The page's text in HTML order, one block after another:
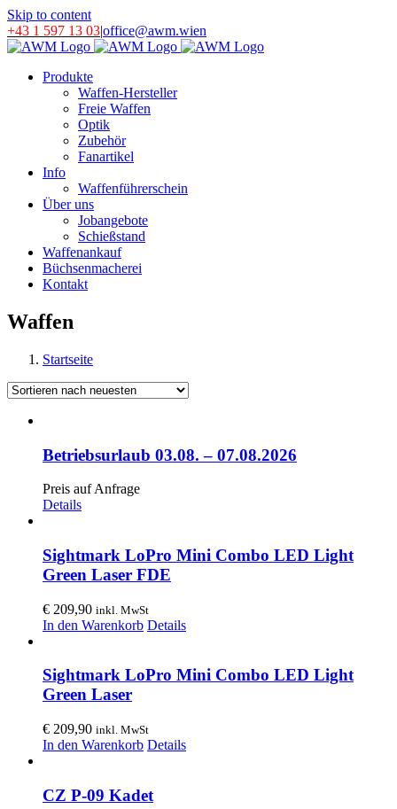
Skip to content
+43 1 597 13 03|office@awm.wien
Produkte
Waffen-Hersteller
Freie Waffen
Optik
Zubehör
Fanartikel
Info
Waffenführerschein
Über uns
Jobangebote
Schießstand
Waffenankauf
Büchsenmacherei
Kontakt
Waffen
Startseite
Betriebsurlaub 03.08. – 07.08.2026
Preis auf Anfrage
Details
Sightmark LoPro Mini Combo LED Light
Green Laser FDE
€ 209,90 inkl. MwSt
In den Warenkorb Details
Sightmark LoPro Mini Combo LED Light
Green Laser
€ 209,90 inkl. MwSt
In den Warenkorb Details
CZ P-09 Kadet